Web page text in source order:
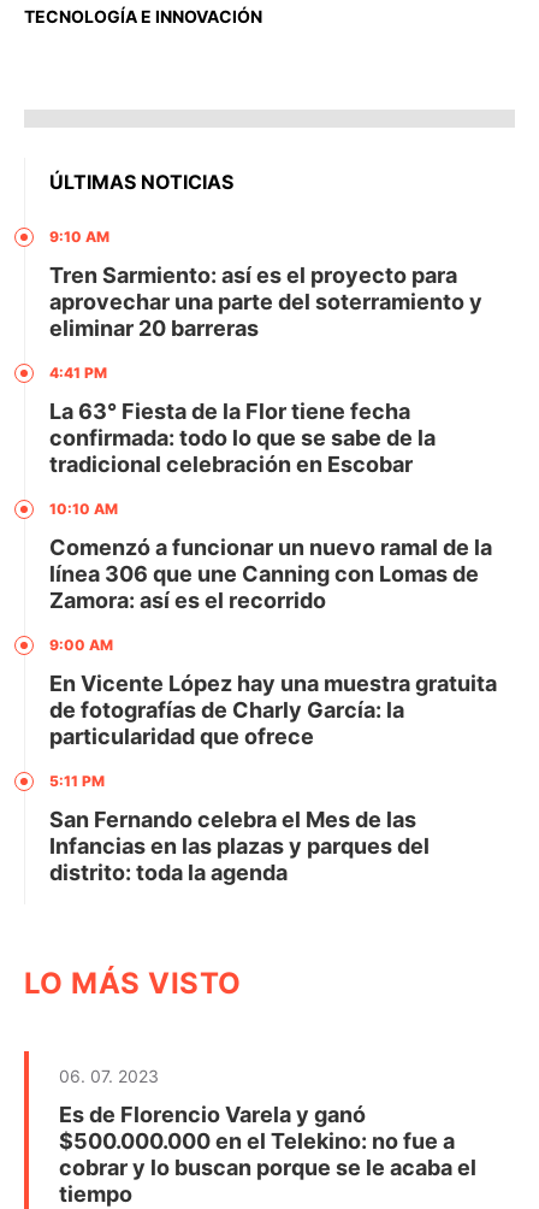
TECNOLOGÍA E INNOVACIÓN
ÚLTIMAS NOTICIAS
9:10 AM
Tren Sarmiento: así es el proyecto para
aprovechar una parte del soterramiento y
eliminar 20 barreras
4:41 PM
La 63° Fiesta de la Flor tiene fecha
confirmada: todo lo que se sabe de la
tradicional celebración en Escobar
10:10 AM
Comenzó a funcionar un nuevo ramal de la
línea 306 que une Canning con Lomas de
Zamora: así es el recorrido
9:00 AM
En Vicente López hay una muestra gratuita
de fotografías de Charly García: la
particularidad que ofrece
5:11 PM
San Fernando celebra el Mes de las
Infancias en las plazas y parques del
distrito: toda la agenda
LO MÁS VISTO
06. 07. 2023
Es de Florencio Varela y ganó
$500.000.000 en el Telekino: no fue a
cobrar y lo buscan porque se le acaba el
tiempo